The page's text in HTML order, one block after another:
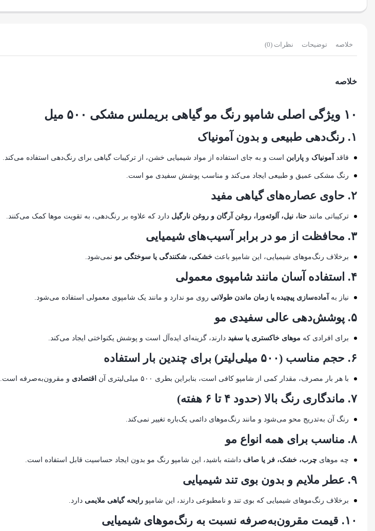
خلاصه توضیحات نظرات (0)
خلاصه
۱۰ ویژگی اصلی شامپو رنگ مو گیاهی بریملس مشکی ۵۰۰ میل
۱. رنگ‌دهی طبیعی و بدون آمونیاک
فاقد آمونیاک و پارابن است و به جای استفاده از مواد شیمیایی خشن، از ترکیبات گیاهی برای رنگ‌دهی استفاده می‌کند.
رنگ مشکی عمیق و طبیعی ایجاد می‌کند و مناسب پوشش سفیدی مو است.
۲. حاوی عصاره‌های گیاهی مفید
ترکیباتی مانند حنا، نیل، آلوئه‌ورا، روغن آرگان و روغن نارگیل دارد که علاوه بر رنگ‌دهی، به تقویت موها کمک می‌کنند.
۳. محافظت از مو در برابر آسیب‌های شیمیایی
برخلاف رنگ‌موهای شیمیایی، این شامپو باعث خشکی، شکنندگی یا سوختگی مو نمی‌شود.
۴. استفاده آسان مانند شامپوی معمولی
نیاز به آماده‌سازی پیچیده یا زمان ماندن طولانی روی مو ندارد و مانند یک شامپوی معمولی استفاده می‌شود.
۵. پوشش‌دهی عالی سفیدی مو
برای افرادی که موهای خاکستری یا سفید دارند، گزینه‌ای ایده‌آل است و پوشش یکنواختی ایجاد می‌کند.
۶. حجم مناسب (۵۰۰ میلی‌لیتر) برای چندین بار استفاده
با هر بار مصرف، مقدار کمی از شامپو کافی است، بنابراین بطری ۵۰۰ میلی‌لیتری آن اقتصادی و مقرون‌به‌صرفه است.
۷. ماندگاری رنگ بالا (حدود ۴ تا ۶ هفته)
رنگ آن به‌تدریج محو می‌شود و مانند رنگ‌موهای دائمی یک‌باره تغییر نمی‌کند.
۸. مناسب برای همه انواع مو
چه موهای چرب، خشک، فر یا صاف داشته باشید، این شامپو رنگ مو بدون ایجاد حساسیت قابل استفاده است.
۹. عطر ملایم و بدون بوی تند شیمیایی
برخلاف رنگ‌موهای شیمیایی که بوی تند و نامطبوعی دارند، این شامپو رایحه گیاهی ملایمی دارد.
۱۰. قیمت مقرون‌به‌صرفه نسبت به رنگ‌موهای شیمیایی